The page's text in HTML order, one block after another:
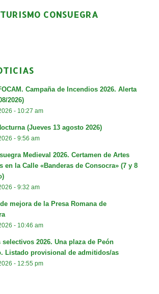
CONSUEGRA
Campaña de Incendios 2026. Alerta
2026)
- 10:27 am
(Jueves 13 agosto 2026)
- 9:56 am
Medieval 2026. Certamen de Artes
en la Calle «Banderas de Consocra» (7 y 8
- 9:32 am
mejora de la Presa Romana de
- 10:46 am
selectivos 2026. Una plaza de Peón
Listado provisional de admitidos/as
- 12:55 pm